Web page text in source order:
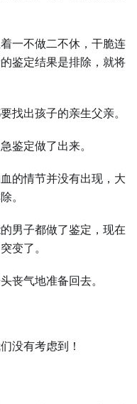
⼀不做二不休，干脆连
鉴定结果是排除，就将
找出孩子的亲⽣父亲。
鉴定做了出来。
的情节并没有出现，⼤
。
男子都做了鉴定，现在
变了。
丧气地准备回去。
没有考虑到！